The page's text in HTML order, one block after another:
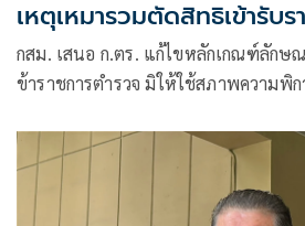
เหตุเหมารวมตัดสิทธิเข้ารับร
กสม. เสนอ ก.ตร. แก้ไขหลักเกณฑ์ลักษ
ข้าราชการตำรวจ มิให้ใช้สภาพความพิ